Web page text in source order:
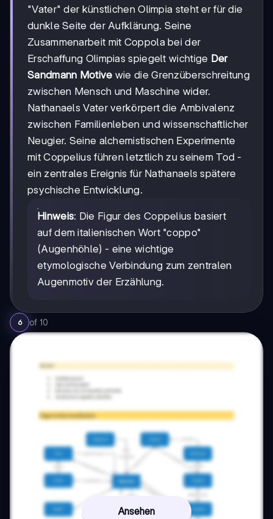
"Vater" der künstlichen Olimpia steht er für die
dunkle Seite der Aufklärung. Seine
Zusammenarbeit mit Coppola bei der
Erschaffung Olimpias spiegelt wichtige Der
Sandmann Motive wie die Grenzüberschreitung
zwischen Mensch und Maschine wider.
Nathanaels Vater verkörpert die Ambivalenz
zwischen Familienleben und wissenschaftlicher
Neugier. Seine alchemistischen Experimente
mit Coppelius führen letztlich zu seinem Tod -
ein zentrales Ereignis für Nathanaels spätere
psychische Entwicklung.
Hinweis: Die Figur des Coppelius basiert
auf dem italienischen Wort "coppo"
(Augenhöhle) - eine wichtige
etymologische Verbindung zum zentralen
Augenmotiv der Erzählung.
6 of 10
Ansehen